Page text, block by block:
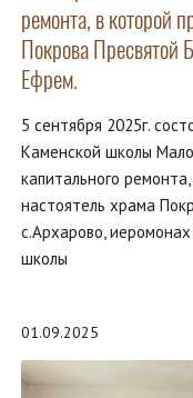
ремонта, в которой
Покрова Пресвятой
Ефрем.
5 сентября 2025г.
Каменской школы
капитального
настоятель храма
с.Архарово,
школы
01.09.2025